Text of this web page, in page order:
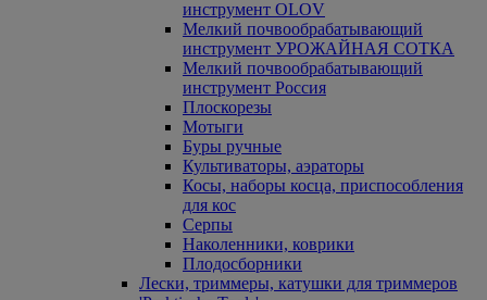
инструмент OLOV
Мелкий почвообрабатывающий
инструмент УРОЖАЙНАЯ СОТКА
Мелкий почвообрабатывающий
инструмент Россия
Плоскорезы
Мотыги
Буры ручные
Культиваторы, аэраторы
Косы, наборы косца, приспособления
для кос
Серпы
Наколенники, коврики
Плодосборники
Лески, триммеры, катушки для триммеров